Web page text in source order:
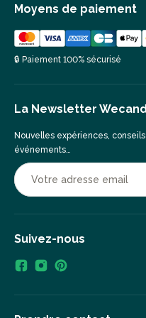
Moyens de paiement
🔒 Paiement 100% sécurisé
La Newsletter
Nouvelles expériences,
événements…
Suivez-nous